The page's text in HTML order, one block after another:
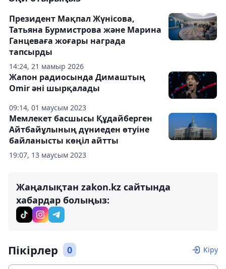
14:24, 21 мамыр 2026
Президент Мақпал Жүнісова,
Татьяна Бурмистрова және Марина
Ганцеваға жоғары награда
тапсырды
09:14, 01 маусым 2023
Жапон радиосында Димаштың
Omir әні шырқалады
19:07, 13 маусым 2023
Мемлекет басшысы Құдайберген
Айтбайұлының дүниеден өтуіне
байланысты көңіл айтты
Жаңалықтан zakon.kz сайтында
хабардар болыңыз:
Пікірлер 0 Кіру